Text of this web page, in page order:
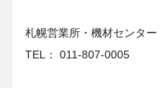
札幌営業所・機材センター
TEL： 011-807-0005